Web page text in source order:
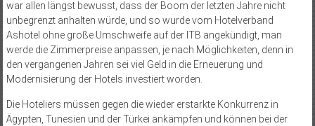
war allen längst bewusst, dass der Boom der letzten Jahre nicht
unbegrenzt anhalten würde, und so wurde vom Hotelverband
Ashotel ohne große Umschweife auf der ITB angekündigt, man
werde die Zimmerpreise anpassen, je nach Möglichkeiten, denn in
den vergangenen Jahren sei viel Geld in die Erneuerung und
Modernisierung der Hotels investiert worden.
Die Hoteliers müssen gegen die wieder erstarkte Konkurrenz in
Ägypten, Tunesien und der Türkei ankämpfen und können bei der